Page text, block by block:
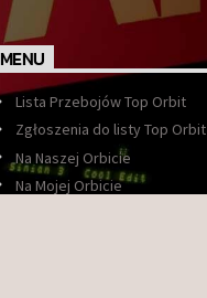
MENU
Lista Przebojów Top Orbit
Zgłoszenia do listy Top Orbit
Na Naszej Orbicie
Na Mojej Orbicie